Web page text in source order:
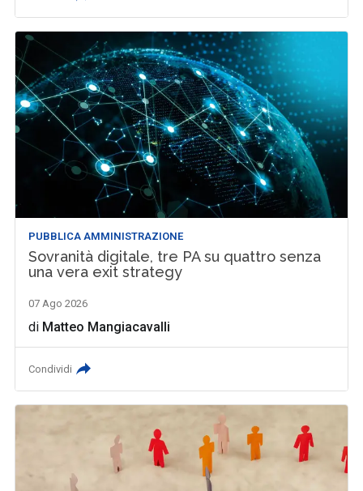
PUBBLICA AMMINISTRAZIONE
Sovranità digitale, tre PA su quattro senza
una vera exit strategy
07 Ago 2026
di Matteo Mangiacavalli
Condividi